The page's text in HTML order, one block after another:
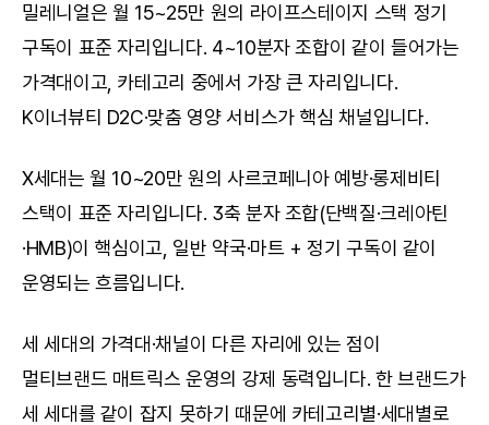
밀레니얼은 월 15~25만 원의 라이프스테이지 스택 정기
구독이 표준 자리입니다. 4~10분자 조합이 같이 들어가는
가격대이고, 카테고리 중에서 가장 큰 자리입니다.
K이너뷰티 D2C·맞춤 영양 서비스가 핵심 채널입니다.
X세대는 월 10~20만 원의 사르코페니아 예방·롱제비티
스택이 표준 자리입니다. 3축 분자 조합(단백질·크레아틴
·HMB)이 핵심이고, 일반 약국·마트 + 정기 구독이 같이
운영되는 흐름입니다.
세 세대의 가격대·채널이 다른 자리에 있는 점이
멀티브랜드 매트릭스 운영의 강제 동력입니다. 한 브랜드가
세 세대를 같이 잡지 못하기 때문에 카테고리별·세대별로